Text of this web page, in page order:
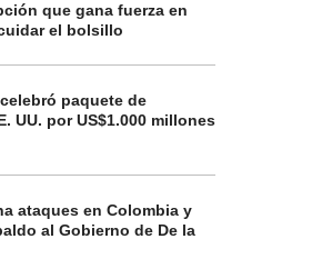
que gana fuerza en
el bolsillo
paquete de
UU. por US$1.000 millones
ataques en Colombia y
al Gobierno de De la